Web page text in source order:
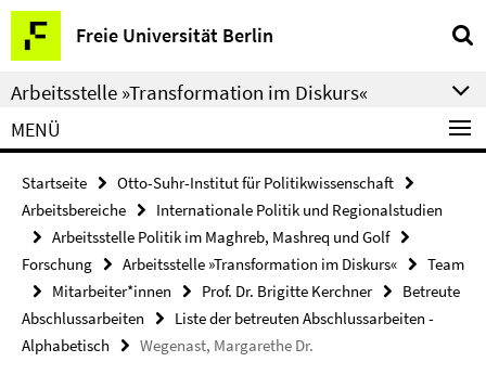
Springe
direkt
zu
Inhalt
Freie Universität Berlin
Service-
Navigation
Arbeitsstelle »Transformation im Diskurs«
MENÜ
Startseite
Otto-Suhr-Institut für Politikwissenschaft
Arbeitsbereiche
Internationale Politik und Regionalstudien
Arbeitsstelle Politik im Maghreb, Mashreq und Golf
Forschung
Arbeitsstelle »Transformation im Diskurs«
Team
Mitarbeiter*innen
Prof. Dr. Brigitte Kerchner
Betreute
Abschlussarbeiten
Liste der betreuten Abschlussarbeiten -
Alphabetisch
Wegenast, Margarethe Dr.